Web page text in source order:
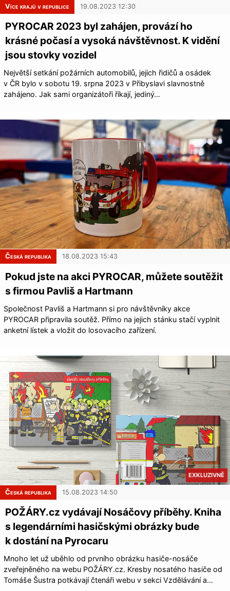
Více krajů v republice 19.08.2023 12:30
PYROCAR 2023 byl zahájen, provází ho
krásné počasí a vysoká návštěvnost. K vidění
jsou stovky vozidel
Největší setkání požárních automobilů, jejich řidičů a osádek
v ČR bylo v sobotu 19. srpna 2023 v Přibyslavi slavnostně
zahájeno. Jak sami organizátoři říkají, jediný…
Česká republika 18.08.2023 15:43
Pokud jste na akci PYROCAR, můžete soutěžit
s firmou Pavliš a Hartmann
Společnost Pavliš a Hartmann si pro návštěvníky akce
PYROCAR připravila soutěž. Přímo na jejich stánku stačí vyplnit
anketní lístek a vložit do losovacího zařízení.
EXKLUZIVNĚ
Česká republika 15.08.2023 14:50
POŽÁRY.cz vydávají Nosáčovy příběhy. Kniha
s legendárními hasičskými obrázky bude
k dostání na Pyrocaru
Mnoho let už uběhlo od prvního obrázku hasiče-nosáče
zveřejněného na webu POŽÁRY.cz. Kresby nosatého hasiče od
Tomáše Šustra potkávají čtenáři webu v sekci Vzdělávání a…